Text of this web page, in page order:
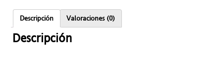
Descripción Valoraciones (0)
Descripción